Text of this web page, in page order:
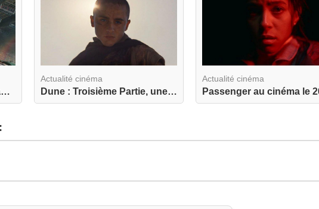
Spider-Man: Brand New Day : Peter Parker est de ...
Actualité cinéma
Dune : Troisième Partie, une première bande anno...
Actualité cinéma